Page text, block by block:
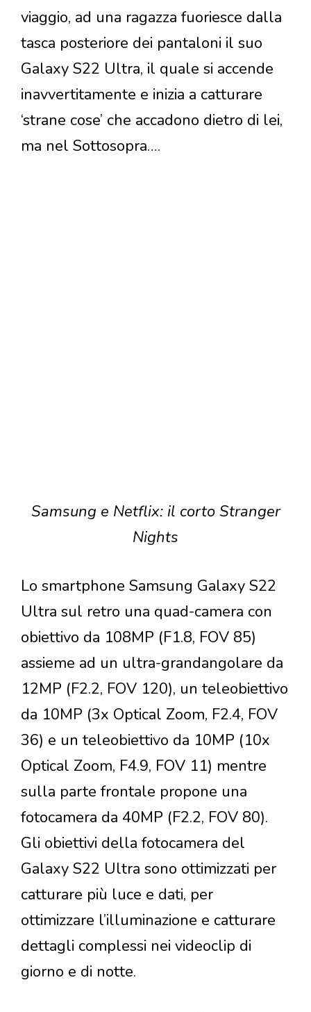
viaggio, ad una ragazza fuoriesce dalla
tasca posteriore dei pantaloni il suo
Galaxy S22 Ultra, il quale si accende
inavvertitamente e inizia a catturare
‘strane cose’ che accadono dietro di lei,
ma nel Sottosopra….
Samsung e Netflix: il corto Stranger
Nights
Lo smartphone Samsung Galaxy S22
Ultra sul retro una quad-camera con
obiettivo da 108MP (F1.8, FOV 85)
assieme ad un ultra-grandangolare da
12MP (F2.2, FOV 120), un teleobiettivo
da 10MP (3x Optical Zoom, F2.4, FOV
36) e un teleobiettivo da 10MP (10x
Optical Zoom, F4.9, FOV 11) mentre
sulla parte frontale propone una
fotocamera da 40MP (F2.2, FOV 80).
Gli obiettivi della fotocamera del
Galaxy S22 Ultra sono ottimizzati per
catturare più luce e dati, per
ottimizzare l’illuminazione e catturare
dettagli complessi nei videoclip di
giorno e di notte.